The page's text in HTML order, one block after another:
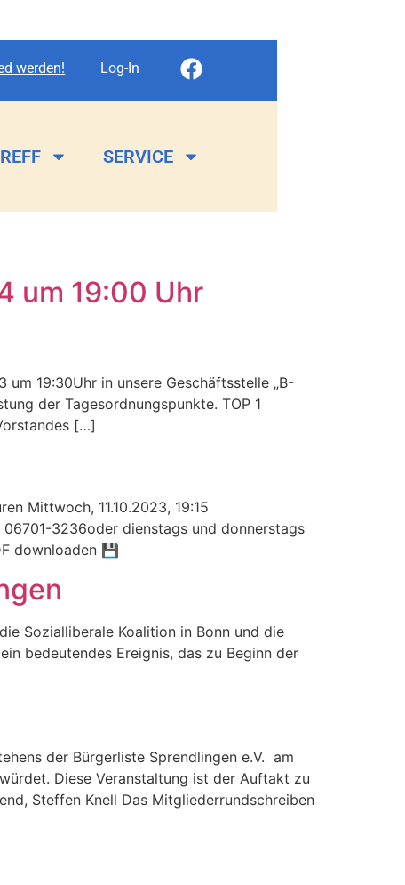
werden! Log-In
SERVICE
um 19:00 Uhr
19:30Uhr in unsere Geschäftsstelle „B-
der Tagesordnungspunkte. TOP 1
[…]
Mittwoch, 11.10.2023, 19:15
06701-3236oder dienstags und donnerstags
downloaden 💾
Sozialliberale Koalition in Bonn und die
bedeutendes Ereignis, das zu Beginn der
der Bürgerliste Sprendlingen e.V. am
Diese Veranstaltung ist der Auftakt zu
Steffen Knell Das Mitgliederrundschreiben